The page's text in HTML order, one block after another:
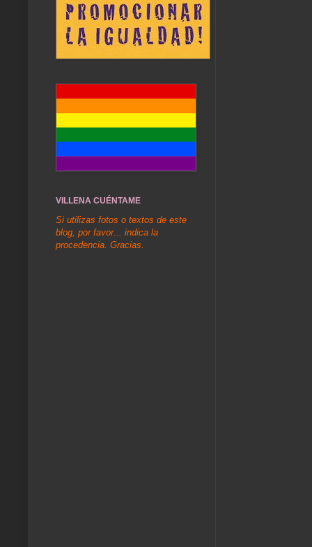
VILLENA CUÉNTAME
Si utilizas fotos o textos de este
blog, por favor... indica la
procedencia. Gracias.